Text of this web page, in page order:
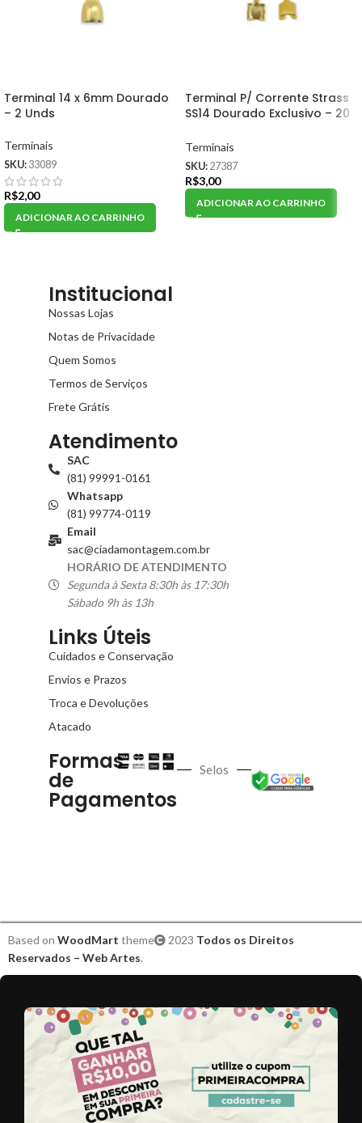
Terminal 14 x 6mm Dourado
– 2 Unds
Terminais
SKU: 33089
R$2,00
ADICIONAR AO CARRINHO
Terminal P/ Corrente Strass
SS14 Dourado Exclusivo – 20
Terminais
SKU: 27387
R$3,00
ADICIONAR AO CARRINHO
Institucional
Nossas Lojas
Notas de Privacidade
Quem Somos
Termos de Serviços
Frete Grátis
Atendimento
SAC
(81) 99991-0161
Whatsapp
(81) 99774-0119
Email
sac@ciadamontagem.com.br
HORÁRIO DE ATENDIMENTO
Segunda à Sexta 8:30h às 17:30h
Sábado 9h às 13h
Links Úteis
Cuidados e Conservação
Envios e Prazos
Troca e Devoluções
Atacado
Formas
de
Pagamentos
Selos
Based on WoodMart theme 2023 Todos os Direitos
Reservados – Web Artes.